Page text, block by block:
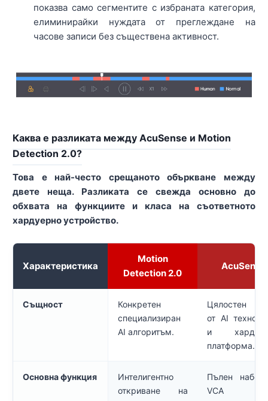
показва само сегментите с избраната категория,
елиминирайки нуждата от преглеждане на
часове записи без съществена активност.
Каква е разликата между AcuSense и Motion
Detection 2.0?
Това е най-често срещаното объркване между
двете неща. Разликата се свежда основно до
обхвата на функциите и класа на съответното
хардуерно устройство.
Характеристика
Motion
Detection 2.0
AcuSense
Същност
Конкретен
специализиран
AI алгоритъм.
Цялостен
от AI
и
платформа.
Основна функция
Интелигентно
откриване на
Пълен набор
VCA